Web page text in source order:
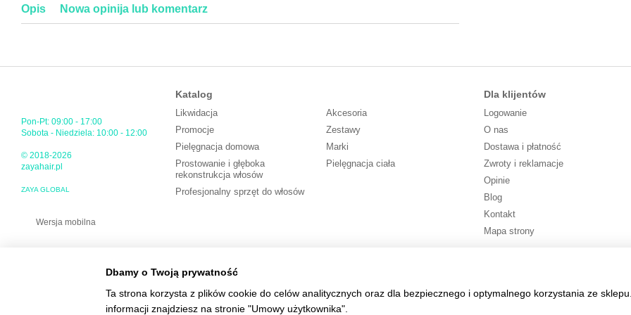
Opis Nowa opinija lub komentarz
Pon-Pt: 09:00 - 17:00
Sobota - Niedziela: 10:00 - 12:00
© 2018-2026
zayahair.pl
ZAYA GLOBAL
Wersja mobilna
Katalog
Likwidacja
Promocje
Pielęgnacja domowa
Prostowanie i głęboka
rekonstrukcja włosów
Profesjonalny sprzęt do włosów
Akcesoria
Zestawy
Marki
Pielęgnacja ciała
Dla klijentów
Logowanie
O nas
Dostawa i płatność
Zwroty i reklamacje
Opinie
Blog
Kontakt
Mapa strony
Dbamy o Twoją prywatność
Ta strona korzysta z plików cookie do celów analitycznych oraz dla bezpiecznego i optymalnego korzystania ze
informacji znajdziesz na stronie "Umowy użytkownika".